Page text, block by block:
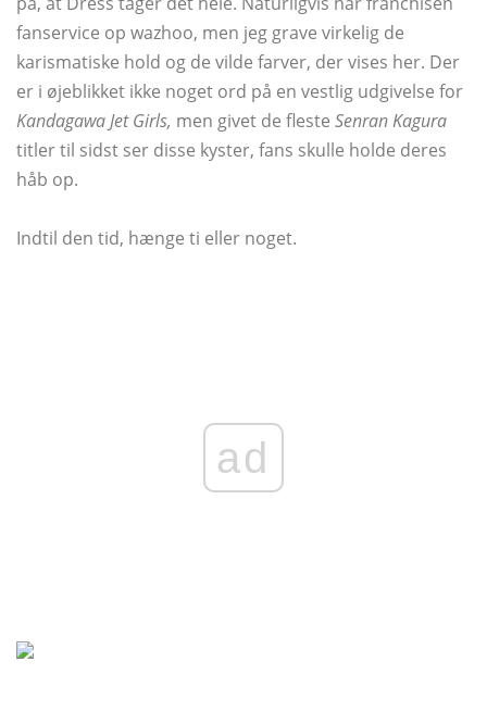
fanservice op wazhoo, men jeg grave virkelig de
karismatiske hold og de vilde farver, der vises her. Der
er i øjeblikket ikke noget ord på en vestlig udgivelse for
Kandagawa Jet Girls, men givet de fleste Senran Kagura
titler til sidst ser disse kyster, fans skulle holde deres
håb op.
Indtil den tid, hænge ti eller noget.
ad